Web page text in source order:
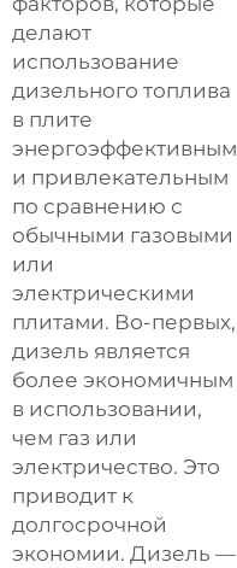
делают
использование
дизельного топлива
в плите
энергоэффективным
и привлекательным
по сравнению с
обычными газовыми
или
электрическими
плитами. Во-первых,
дизель является
более экономичным
в использовании,
чем газ или
электричество. Это
приводит к
долгосрочной
экономии. Дизель —